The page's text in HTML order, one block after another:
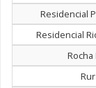
Residencial
Residencial
Rocha